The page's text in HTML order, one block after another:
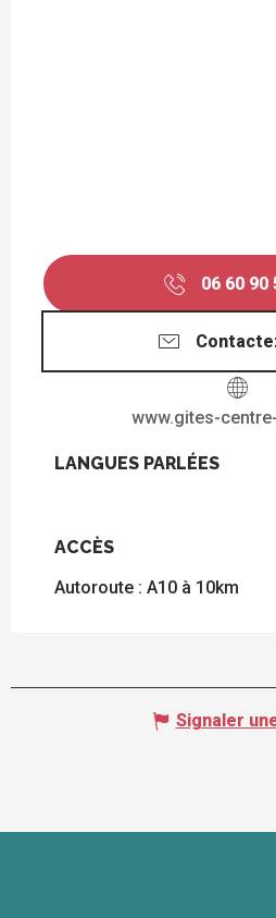
06 60 90
www.gites-
LANGUES PARLÉES
LANGUES PARLÉES
ACCÈS
ACCÈS
Autoroute : A10 à 10km
Signaler